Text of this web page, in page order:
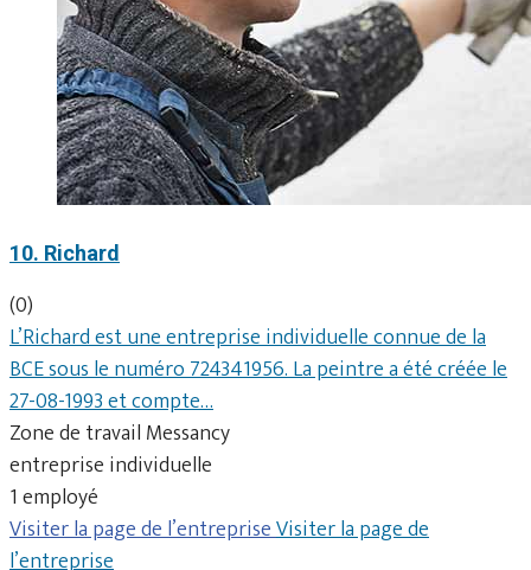
10. Richard
(0)
L’Richard est une entreprise individuelle connue de la
BCE sous le numéro 724341956. La peintre a été créée le
27-08-1993 et compte…
Zone de travail Messancy
entreprise individuelle
1 employé
Visiter la page de l’entrepriseVisiter la page de
l’entreprise